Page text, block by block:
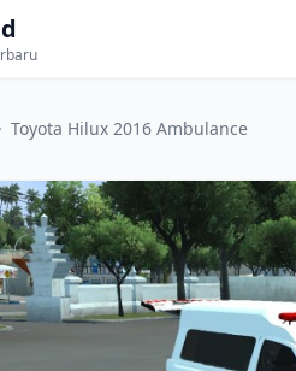
Toyota Hilux 2016 Ambulance